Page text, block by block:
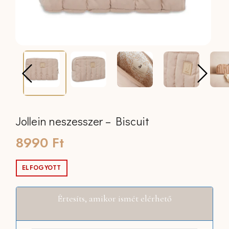
Jollein neszesszer – Biscuit
8990 Ft
ELFOGYOTT
Értesíts, amikor ismét elérhető